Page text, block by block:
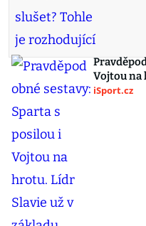
Vojtou na
iSport.cz